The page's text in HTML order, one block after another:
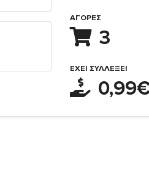
ΑΓΟΡΈΣ
3
ΈΧΕΙ ΣΥΛΛΈΞΕΙ